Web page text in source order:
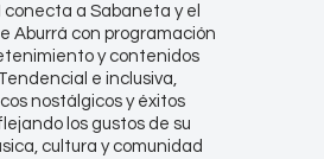
conecta a Sabaneta y el
Aburrá con programación
y contenidos
e inclusiva,
nostálgicos y éxitos
los gustos de su
cultura y comunidad